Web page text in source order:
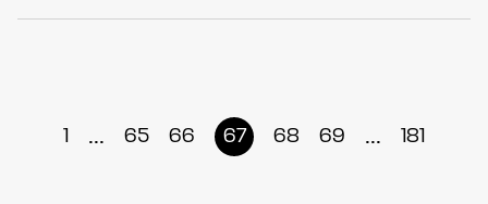
1 ... 65 66 67 68 69 ... 181